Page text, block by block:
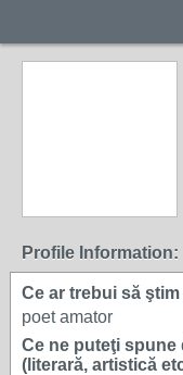
Profile Information:
Ce ar trebui să
poet amator
Ce ne puteţi spune
(literară, artistică